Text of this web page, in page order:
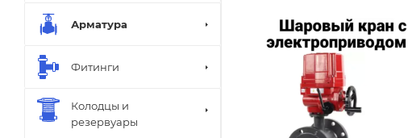
Арматура
Фитинги
Колодцы и
резервуары